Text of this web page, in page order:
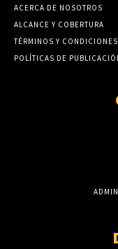
ACERCA DE NOSOTROS
ALCANCE Y COBERTURA
TÉRMINOS Y CONDICIONES
POLÍTICAS DE